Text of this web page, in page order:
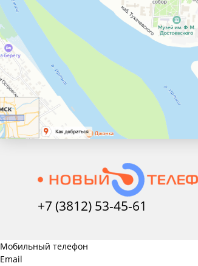
+7 (3812) 53-45-61
Мобильный телефон
Email